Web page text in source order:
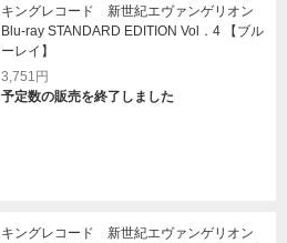
キングレコード 新世紀エヴァンゲリオン
Blu-ray STANDARD EDITION Vol．4 【ブル
ーレイ】
3,751円
予定数の販売を終了しました
キングレコード 新世紀エヴァンゲリオン